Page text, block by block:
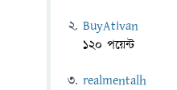
BuyAtivan
120 পয়েন্ট
realmentalh